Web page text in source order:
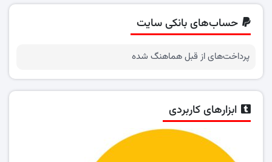
حساب‌های بانکی سایت
پرداخت‌های از قبل هماهنگ شده
ابزارهای کاربردی